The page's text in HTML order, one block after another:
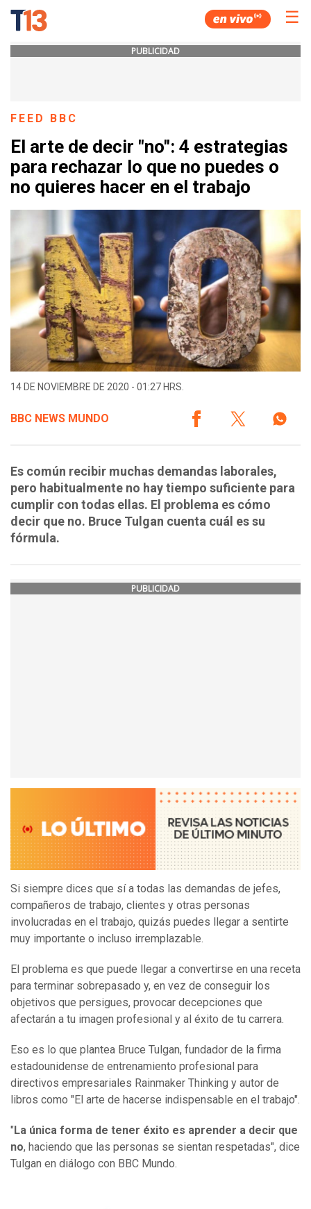
☰
PUBLICIDAD
FEED BBC
El arte de decir "no": 4 estrategias
para rechazar lo que no puedes o
no quieres hacer en el trabajo
14 DE NOVIEMBRE DE 2020 - 01:27 HRS.
BBC NEWS MUNDO
Es común recibir muchas demandas laborales,
pero habitualmente no hay tiempo suficiente para
cumplir con todas ellas. El problema es cómo
decir que no. Bruce Tulgan cuenta cuál es su
fórmula.
PUBLICIDAD
Si siempre dices que sí a todas las demandas de jefes,
compañeros de trabajo, clientes y otras personas
involucradas en el trabajo, quizás puedes llegar a sentirte
muy importante o incluso irremplazable.
El problema es que puede llegar a convertirse en una receta
para terminar sobrepasado y, en vez de conseguir los
objetivos que persigues, provocar decepciones que
afectarán a tu imagen profesional y al éxito de tu carrera.
Eso es lo que plantea Bruce Tulgan, fundador de la firma
estadounidense de entrenamiento profesional para
directivos empresariales Rainmaker Thinking y autor de
libros como "El arte de hacerse indispensable en el trabajo".
" La única forma de tener éxito es aprender a decir que
no, haciendo que las personas se sientan respetadas", dice
Tulgan en diálogo con BBC Mundo.